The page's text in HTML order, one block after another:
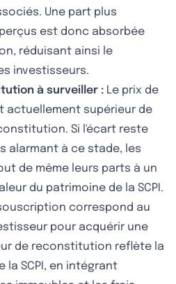
Une part plus
est donc absorbée
réduisant ainsi le
investisseurs.
à surveiller : Le prix de
actuellement supérieur de
Si l'écart reste
alarmant à ce stade, les
de même leurs parts à un
du patrimoine de la SCPI.
correspond au
pour acquérir une
de reconstitution reflète la
la SCPI, en intégrant